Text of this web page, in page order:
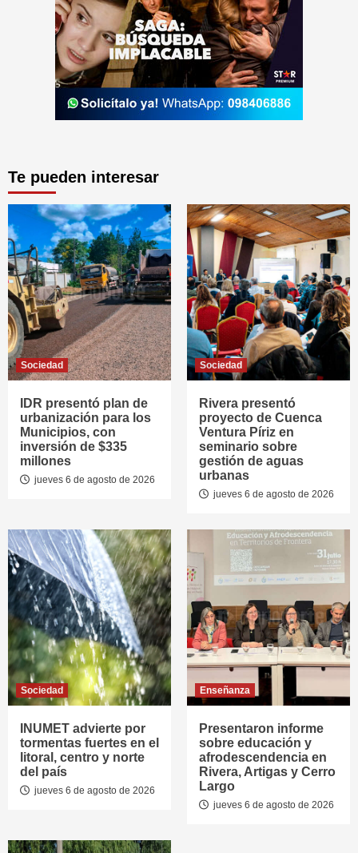
Te pueden interesar
Sociedad
IDR presentó plan de
urbanización para los
Municipios, con
inversión de $335
millones
jueves 6 de agosto de 2026
Sociedad
Rivera presentó
proyecto de Cuenca
Ventura Píriz en
seminario sobre
gestión de aguas
urbanas
jueves 6 de agosto de 2026
Sociedad
INUMET advierte por
tormentas fuertes en el
litoral, centro y norte
del país
jueves 6 de agosto de 2026
Enseñanza
Presentaron informe
sobre educación y
afrodescendencia en
Rivera, Artigas y Cerro
Largo
jueves 6 de agosto de 2026